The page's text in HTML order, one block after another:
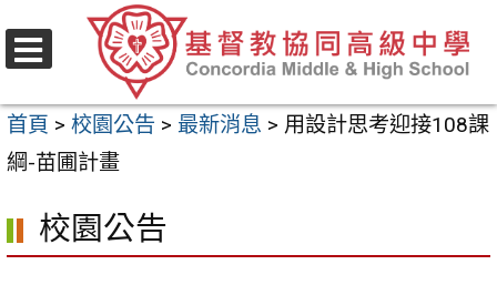
至
要
內
區
首頁 > 校園公告 > 最新消息 > 用設計思考迎接108課
綱-苗圃計畫
校園公告
選
單